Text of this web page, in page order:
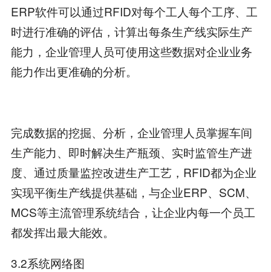
ERP软件可以通过RFID对每个工人每个工序、工
时进行准确的评估，计算出每条生产线实际生产
能力，企业管理人员可使用这些数据对企业业务
能力作出更准确的分析。
完成数据的挖掘、分析，企业管理人员掌握车间
生产能力、即时解决生产瓶颈、实时监管生产进
度、通过质量监控改进生产工艺，RFID都为企业
实现平衡生产线提供基础，与企业ERP、SCM、
MCS等主流管理系统结合，让企业内每一个员工
都发挥出最大能效。
3.2系统网络图